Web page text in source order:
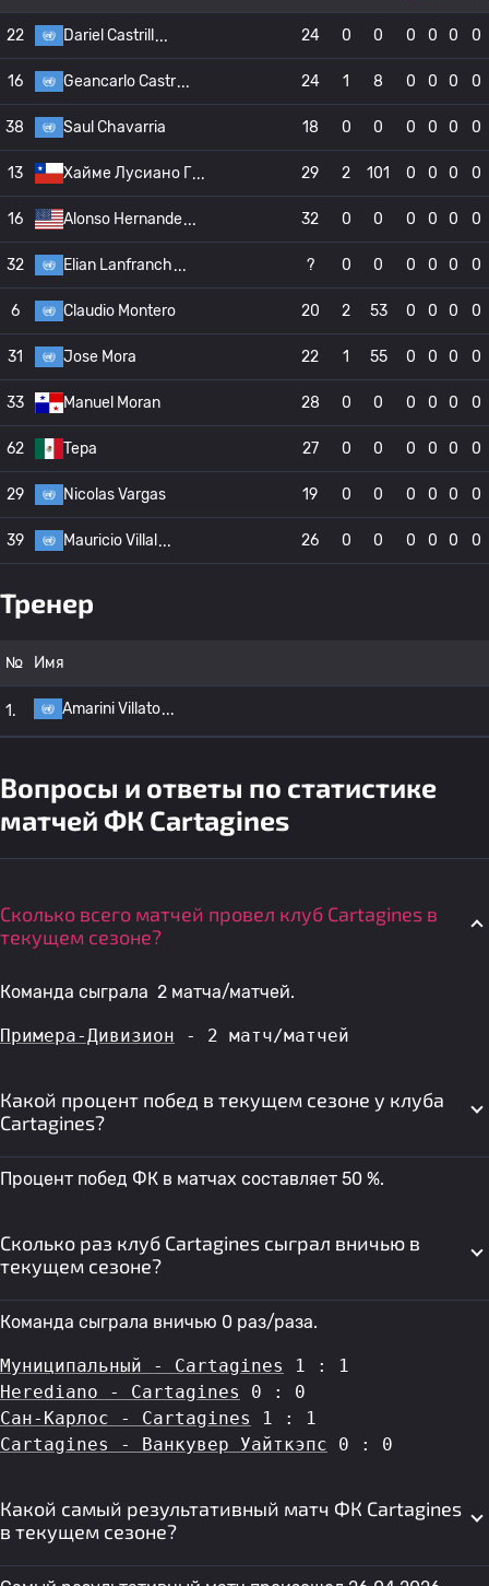
22 Dariel Castrill 24 0 0 0 0 0 0
16 Geancarlo Castr 24 1 8 0 0 0 0
38 Saul Chavarria 18 0 0 0 0 0 0
13 Хайме Лусиано Г 29 2 101 0 0 0 0
16 Alonso Hernande 32 0 0 0 0 0 0
32 Elian Lanfranch ? 0 0 0 0 0 0
6 Claudio Montero 20 2 53 0 0 0 0
31 Jose Mora 22 1 55 0 0 0 0
33 Manuel Moran 28 0 0 0 0 0 0
62 Tepa 27 0 0 0 0 0 0
29 Nicolas Vargas 19 0 0 0 0 0 0
39 Mauricio Villal 26 0 0 0 0 0 0
Тренер
№ Имя
1. Amarini Villato
Вопросы и ответы по статистике
матчей ФК Cartagines
Сколько всего матчей провел клуб Cartagines в
текущем сезоне?
Команда сыграла 2 матча/матчей.
Примера-Дивизион - 2 матч/матчей
Какой процент побед в текущем сезоне у клуба
Cartagines?
Процент побед ФК в матчах составляет 50 %.
Сколько раз клуб Cartagines сыграл вничью в
текущем сезоне?
Команда сыграла вничью 0 раз/раза.
Муниципальный - Cartagines
1 : 1
Herediano - Cartagines
0 : 0
Сан-Карлос - Cartagines
1 : 1
Cartagines - Ванкувер Уайткэпс 0 : 0
Какой самый результативный матч ФК Cartagines
в текущем сезоне?